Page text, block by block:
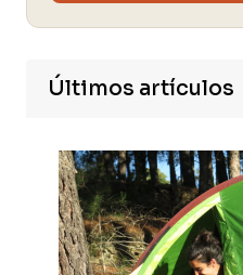
Últimos artículos